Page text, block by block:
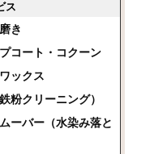
ス
き
コート・コクーン
ックス
粉クリーニング）
ーバー（水染み落と